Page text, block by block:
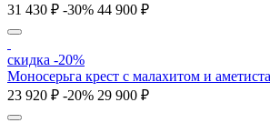
31 430 ₽ -30% 44 900 ₽
скидка -20%
Моносерьга крест с малахитом и
23 920 ₽ -20% 29 900 ₽